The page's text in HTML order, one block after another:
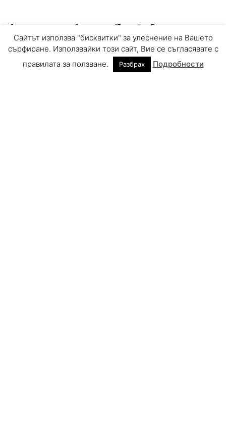
Сайтът използва "бисквитки" за улеснение на Вашето
сърфиране. Използвайки този сайт, Вие се съгласявате с
правилата за ползване.
Разбрах Подробности